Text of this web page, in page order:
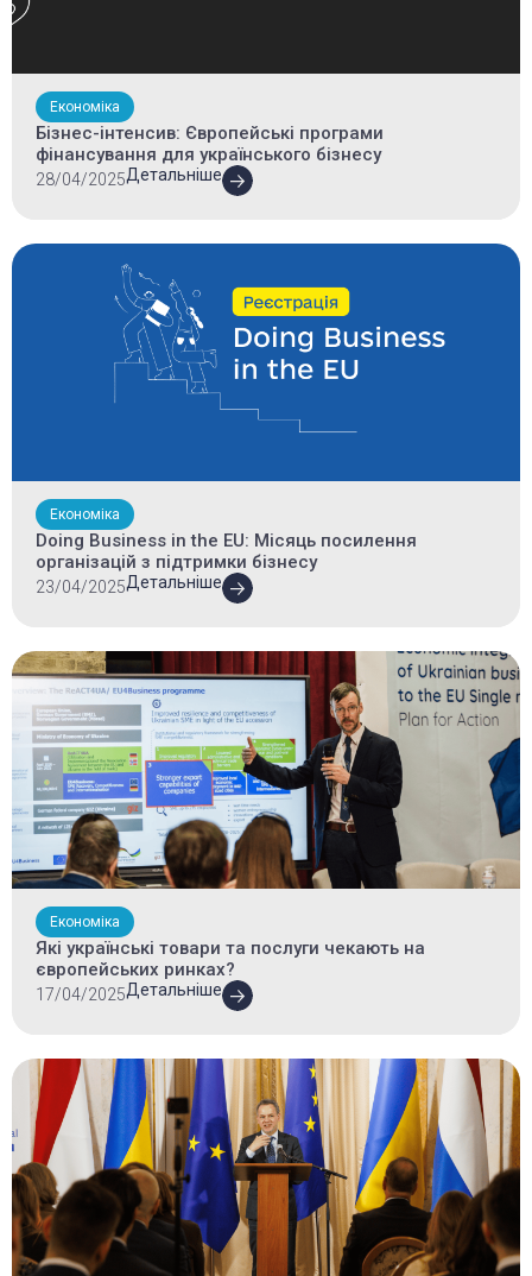
Економіка
Бізнес-інтенсив: Європейські програми
фінансування для українського бізнесу
28/04/2025Детальніше
Економіка
Doing Business in the EU: Місяць посилення
організацій з підтримки бізнесу
23/04/2025Детальніше
Економіка
Які українські товари та послуги чекають на
європейських ринках?
17/04/2025Детальніше